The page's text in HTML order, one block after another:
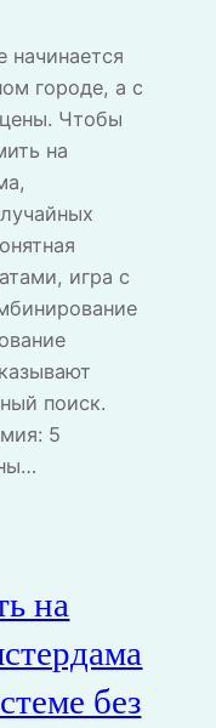
начинается
городе, а с
Чтобы
на
игра с
поиск.
5
на
без